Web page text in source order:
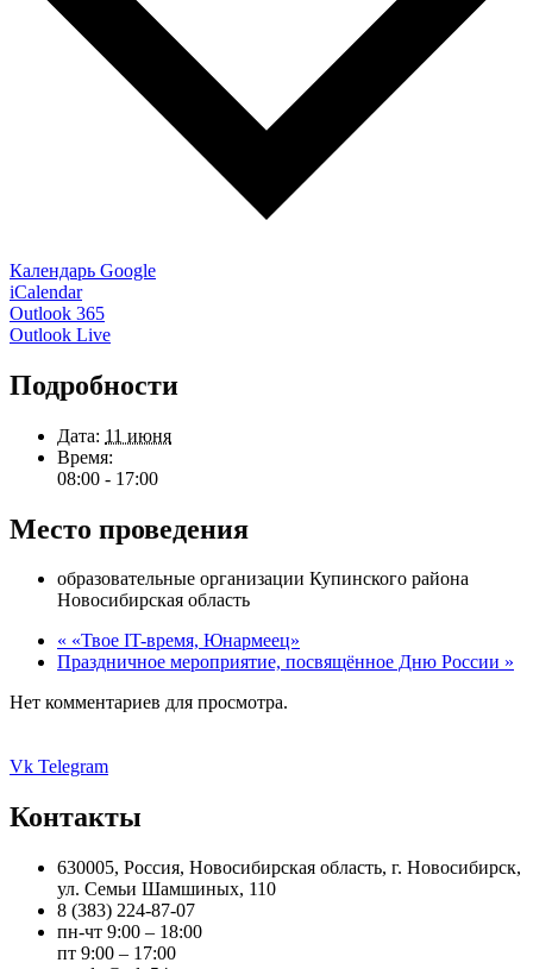
Календарь Google
iCalendar
Outlook 365
Outlook Live
Подробности
Дата: 11 июня
Время:
08:00 - 17:00
Место проведения
образовательные организации Купинского района
Новосибирская область
« «Твое IT-время, Юнармеец»
Праздничное мероприятие, посвящённое Дню России »
Нет комментариев для просмотра.
Vk Telegram
Контакты
630005, Россия, Новосибирская область, г. Новосибирск,
ул. Семьи Шамшиных, 110
8 (383) 224-87-07
пн-чт 9:00 – 18:00
пт 9:00 – 17:00